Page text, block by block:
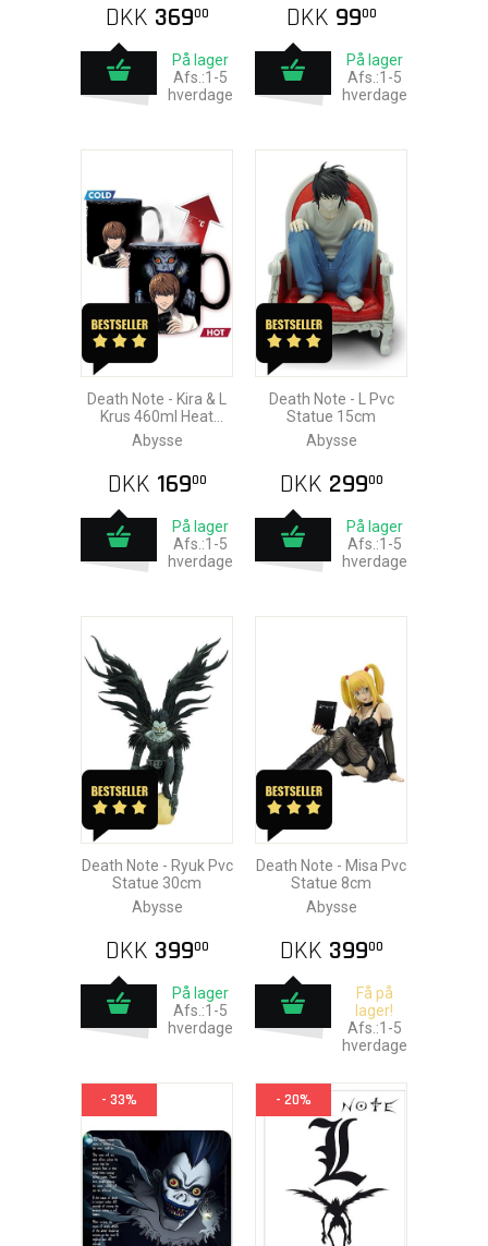
DKK 36900
På lager
Afs.:1-5
hverdage
DKK 9900
På lager
Afs.:1-5
hverdage
Death Note - Kira & L
Krus 460ml Heat
Change
Abysse
DKK 16900
På lager
Afs.:1-5
hverdage
Death Note - L Pvc
Statue 15cm
Abysse
DKK 29900
På lager
Afs.:1-5
hverdage
Death Note - Ryuk Pvc
Statue 30cm
Abysse
DKK 39900
På lager
Afs.:1-5
hverdage
Death Note - Misa Pvc
Statue 8cm
Abysse
DKK 39900
Få på
lager!
Afs.:1-5
hverdage
- 33% - 20%